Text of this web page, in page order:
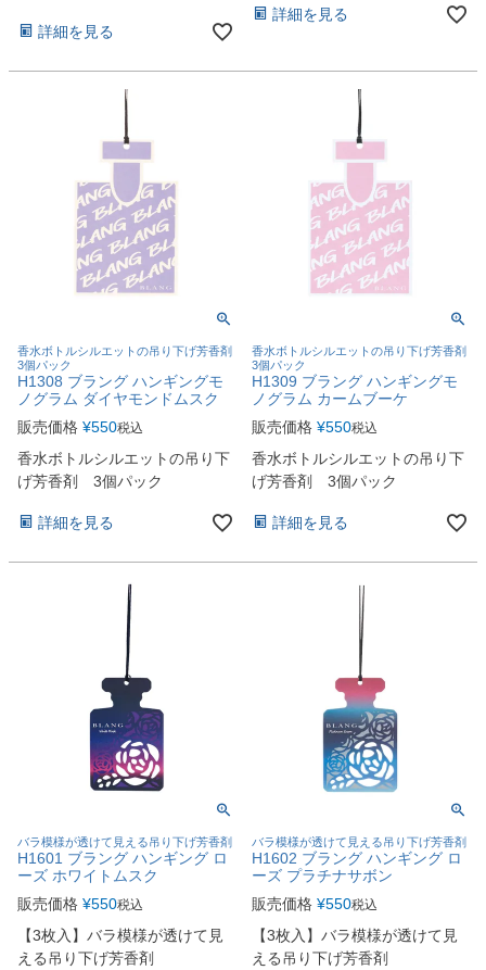
詳細を見る
詳細を見る
香水ボトルシルエットの吊り下げ芳香剤
3個パック
H1308 ブラング ハンギングモ
ノグラム ダイヤモンドムスク
販売価格 ¥550税込
香水ボトルシルエットの吊り下
げ芳香剤 3個パック
詳細を見る
香水ボトルシルエットの吊り下げ芳香剤
3個パック
H1309 ブラング ハンギングモ
ノグラム カームブーケ
販売価格 ¥550税込
香水ボトルシルエットの吊り下
げ芳香剤 3個パック
詳細を見る
バラ模様が透けて見える吊り下げ芳香剤
H1601 ブラング ハンギング ロ
ーズ ホワイトムスク
販売価格 ¥550税込
【3枚入】バラ模様が透けて見
える吊り下げ芳香剤
バラ模様が透けて見える吊り下げ芳香剤
H1602 ブラング ハンギング ロ
ーズ プラチナサボン
販売価格 ¥550税込
【3枚入】バラ模様が透けて見
える吊り下げ芳香剤